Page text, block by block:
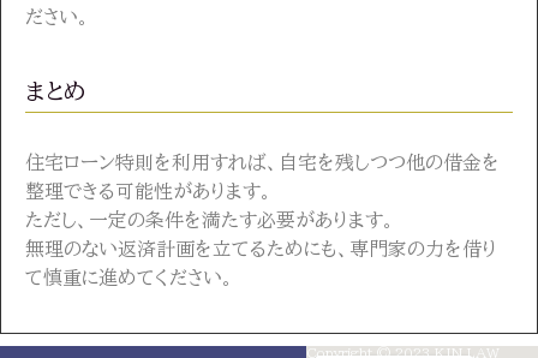
ださい。
まとめ
住宅ローン特則を利用すれば、自宅を残しつつ他の借金を
整理できる可能性があります。
ただし、一定の条件を満たす必要があります。
無理のない返済計画を立てるためにも、専門家の力を借り
て慎重に進めてください。
Copyright © 2023 KIN LAW